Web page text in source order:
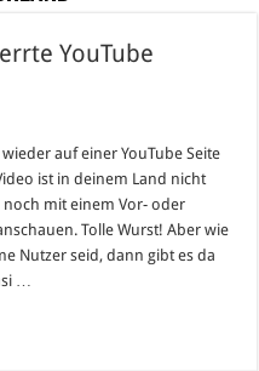
YouTube
auf einer YouTube Seite
ist in deinem Land nicht
mit einem Vor- oder
Tolle Wurst! Aber wie
Nutzer seid, dann gibt es da
…